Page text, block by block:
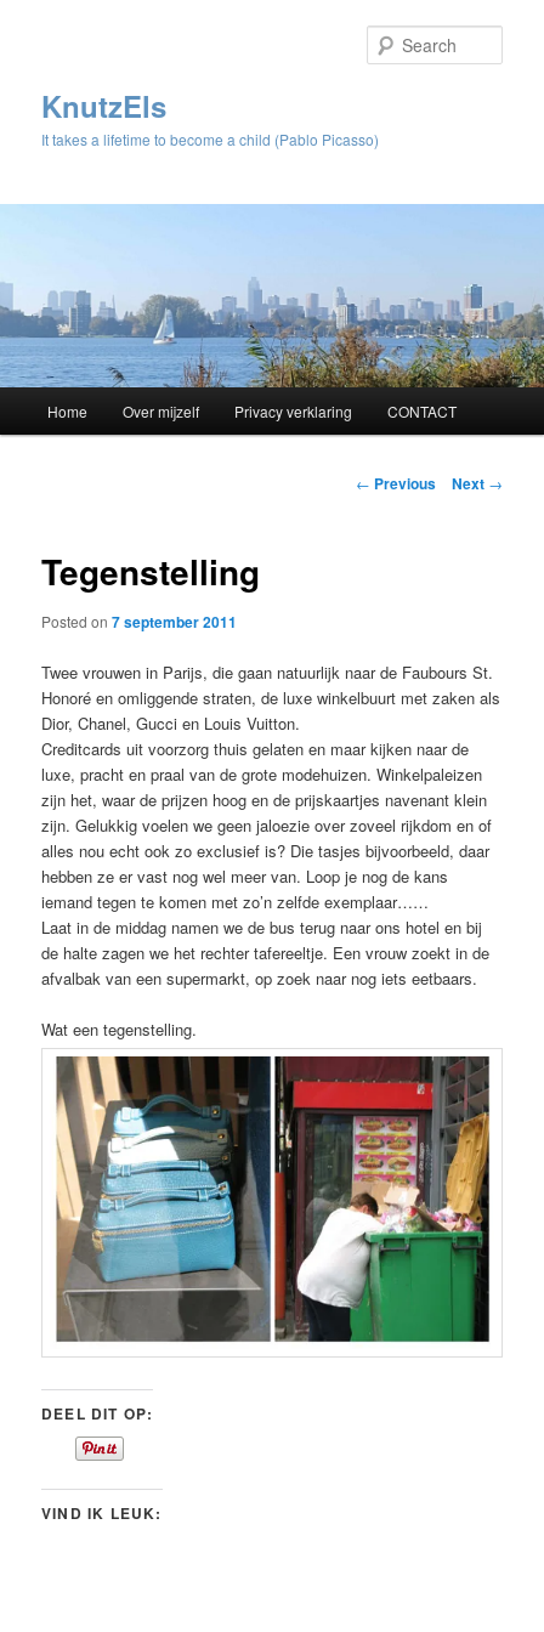
KnutzEls
It takes a lifetime to become a child (Pablo Picasso)
Skip
content
Home Over mijzelf Privacy verklaring CONTACT
Post
← Previous Next →
Tegenstelling
Posted on7 september 2011
Twee vrouwen in Parijs, die gaan natuurlijk naar de Faubours St.
Honoré en omliggende straten, de luxe winkelbuurt met zaken als
Dior, Chanel, Gucci en Louis Vuitton.
Creditcards uit voorzorg thuis gelaten en maar kijken naar de
luxe, pracht en praal van de grote modehuizen. Winkelpaleizen
zijn het, waar de prijzen hoog en de prijskaartjes navenant klein
zijn. Gelukkig voelen we geen jaloezie over zoveel rijkdom en of
alles nou echt ook zo exclusief is? Die tasjes bijvoorbeeld, daar
hebben ze er vast nog wel meer van. Loop je nog de kans
iemand tegen te komen met zo’n zelfde exemplaar……
Laat in de middag namen we de bus terug naar ons hotel en bij
de halte zagen we het rechter tafereeltje. Een vrouw zoekt in de
afvalbak van een supermarkt, op zoek naar nog iets eetbaars.
Wat een tegenstelling.
DEEL DIT OP:
VIND IK LEUK: